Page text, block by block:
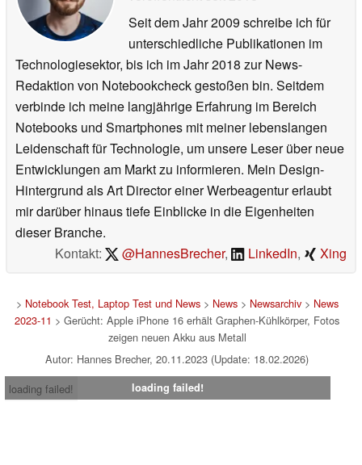
Seit dem Jahr 2009 schreibe ich für
unterschiedliche Publikationen im
Technologiesektor, bis ich im Jahr 2018 zur News-
Redaktion von Notebookcheck gestoßen bin. Seitdem
verbinde ich meine langjährige Erfahrung im Bereich
Notebooks und Smartphones mit meiner lebenslangen
Leidenschaft für Technologie, um unsere Leser über neue
Entwicklungen am Markt zu informieren. Mein Design-
Hintergrund als Art Director einer Werbeagentur erlaubt
mir darüber hinaus tiefe Einblicke in die Eigenheiten
dieser Branche.
Kontakt:
@HannesBrecher, LinkedIn, Xing
> Notebook Test, Laptop Test und News> News> Newsarchiv> News
2023-11 > Gerücht: Apple iPhone 16 erhält Graphen-Kühlkörper, Fotos
zeigen neuen Akku aus Metall
Autor: Hannes Brecher, 20.11.2023 (Update: 18.02.2026)
loading failed!
loading failed!